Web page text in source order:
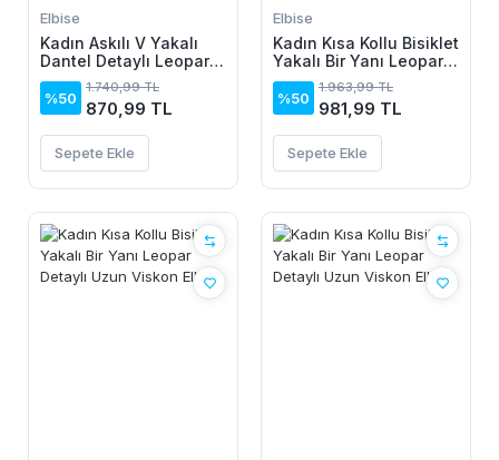
Elbise
Kadın Askılı V Yakalı
Dantel Detaylı Leopar
Desenli Süprem Atlet
Ve şort Ikili Takım
%50
1.740,99 TL
870,99 TL
Sepete Ekle
Elbise
Kadın Kısa Kollu Bisiklet
Yakalı Bir Yanı Leopar
Detaylı Uzun Viskon
Elbise
%50
1.963,99 TL
981,99 TL
Sepete Ekle